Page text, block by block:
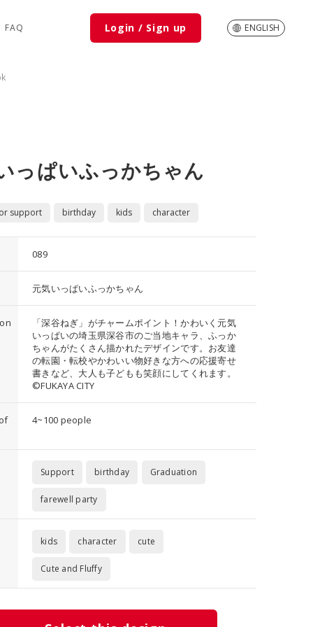
FAQ ENGLISH
Login / Sign up
っぱいふっかちゃん
support birthday kids character
089
元気いっぱいふっかちゃん
「深谷ねぎ」がチャームポイント！かわいく元気
いっぱいの埼玉県深谷市のご当地キャラ、ふっか
ちゃんがたくさん描かれたデザインです。お友達
の転園・転校やかわいい物好きな方への応援寄せ
書きなど、大人も子どもも笑顔にしてくれます。
©FUKAYA CITY
4~100 people
Support birthday Graduation
farewell party
kids character cute
Cute and Fluffy